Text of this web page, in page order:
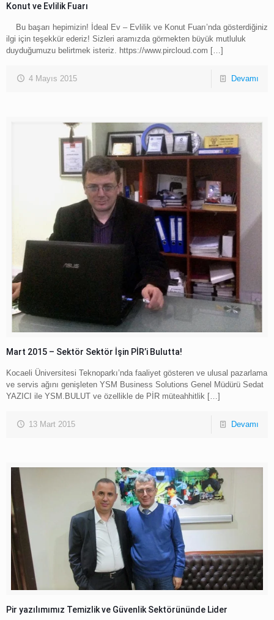
Konut ve Evlilik Fuarı
Bu başarı hepimizin! İdeal Ev – Evlilik ve Konut Fuarı’nda gösterdiğiniz
ilgi için teşekkür ederiz! Sizleri aramızda görmekten büyük mutluluk
duyduğumuzu belirtmek isteriz. https://www.pircloud.com […]
4 Mayıs 2015 Devamı
Mart 2015 – Sektör Sektör İşin PİR’i Bulutta!
Kocaeli Üniversitesi Teknoparkı’nda faaliyet gösteren ve ulusal pazarlama
ve servis ağını genişleten YSM Business Solutions Genel Müdürü Sedat
YAZICI ile YSM.BULUT ve özellikle de PİR müteahhitlik […]
13 Mart 2015 Devamı
Pir yazılımımız Temizlik ve Güvenlik Sektörününde Lider